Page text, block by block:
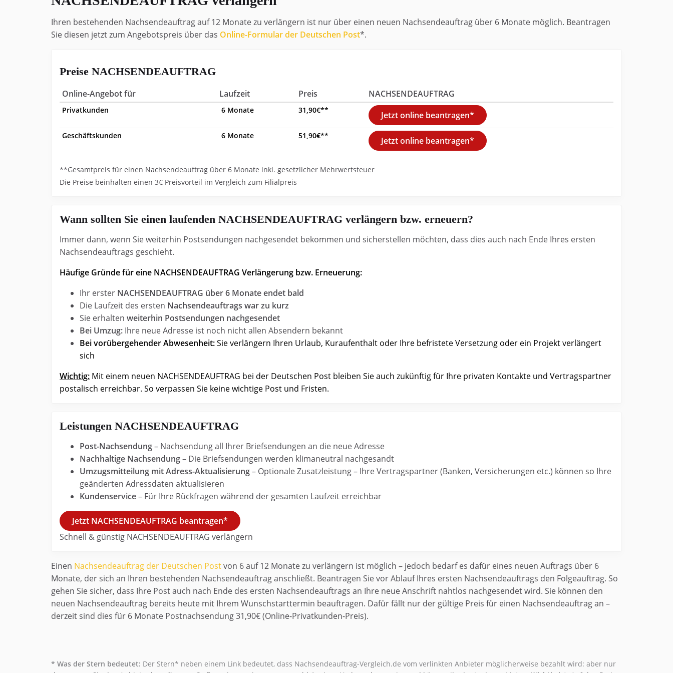
Ihren bestehenden Nachsendeauftrag auf 12 Monate zu verlängern ist nur über einen neuen Nachsendeauftrag über 6 Monate möglich. Beantragen
Sie diesen jetzt zum Angebotspreis über das Online-Formular der Deutschen Post*.
Preise NACHSENDEAUFTRAG
Online-Angebot für Laufzeit Preis NACHSENDEAUFTRAG
Privatkunden 6 Monate 31,90€** Jetzt online beantragen*
Geschäftskunden 6 Monate 51,90€** Jetzt online beantragen*
**Gesamtpreis für einen Nachsendeauftrag über 6 Monate inkl. gesetzlicher Mehrwertsteuer
Die Preise beinhalten einen 3€ Preisvorteil im Vergleich zum Filialpreis
Wann sollten Sie einen laufenden NACHSENDEAUFTRAG verlängern bzw. erneuern?
Immer dann, wenn Sie weiterhin Postsendungen nachgesendet bekommen und sicherstellen möchten, dass dies auch nach Ende Ihres ersten
Nachsendeauftrags geschieht.
Häufige Gründe für eine NACHSENDEAUFTRAG Verlängerung bzw. Erneuerung:
Ihr erster NACHSENDEAUFTRAG über 6 Monate endet bald
Die Laufzeit des ersten Nachsendeauftrags war zu kurz
Sie erhalten weiterhin Postsendungen nachgesendet
Bei Umzug: Ihre neue Adresse ist noch nicht allen Absendern bekannt
Bei vorübergehender Abwesenheit:Sie verlängern Ihren Urlaub, Kuraufenthalt oder Ihre befristete Versetzung oder ein Projekt verlängert
sich
Wichtig: Mit einem neuen NACHSENDEAUFTRAG bei der Deutschen Post bleiben Sie auch zukünftig für Ihre privaten Kontakte und Vertragspartner
postalisch erreichbar. So verpassen Sie keine wichtige Post und Fristen.
Leistungen NACHSENDEAUFTRAG
Post-Nachsendung– Nachsendung all Ihrer Briefsendungen an die neue Adresse
Nachhaltige Nachsendung– Die Briefsendungen werden klimaneutral nachgesandt
Umzugsmitteilung mit Adress-Aktualisierung– Optionale Zusatzleistung – Ihre Vertragspartner (Banken, Versicherungen etc.) können so Ihre
geänderten Adressdaten aktualisieren
Kundenservice– Für Ihre Rückfragen während der gesamten Laufzeit erreichbar
Jetzt NACHSENDEAUFTRAG beantragen*
Schnell & günstig NACHSENDEAUFTRAG verlängern
Einen Nachsendeauftrag der Deutschen Postvon 6 auf 12 Monate zu verlängern ist möglich – jedoch bedarf es dafür eines neuen Auftrags über 6
Monate, der sich an Ihren bestehenden Nachsendeauftrag anschließt. Beantragen Sie vor Ablauf Ihres ersten Nachsendeauftrags den Folgeauftrag. So
gehen Sie sicher, dass Ihre Post auch nach Ende des ersten Nachsendeauftrags an Ihre neue Anschrift nahtlos nachgesendet wird. Sie können den
neuen Nachsendeauftrag bereits heute mit Ihrem Wunschstarttermin beauftragen. Dafür fällt nur der gültige Preis für einen Nachsendeauftrag an –
derzeit sind dies für 6 Monate Postnachsendung 31,90€ (Online-Privatkunden-Preis).
* Was der Stern bedeutet: Der Stern* neben einem Link bedeutet, dass Nachsendeauftrag-Vergleich.de vom verlinkten Anbieter möglicherweise bezahlt wird: aber nur